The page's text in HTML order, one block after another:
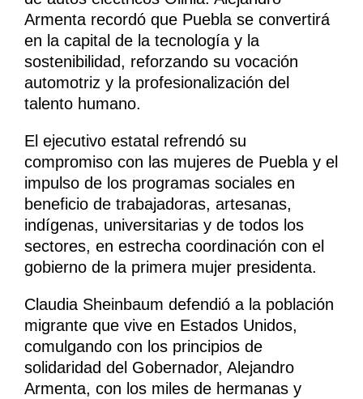
Armenta recordó que Puebla se convertirá
en la capital de la tecnología y la
sostenibilidad, reforzando su vocación
automotriz y la profesionalización del
talento humano.
El ejecutivo estatal refrendó su
compromiso con las mujeres de Puebla y el
impulso de los programas sociales en
beneficio de trabajadoras, artesanas,
indígenas, universitarias y de todos los
sectores, en estrecha coordinación con el
gobierno de la primera mujer presidenta.
Claudia Sheinbaum defendió a la población
migrante que vive en Estados Unidos,
comulgando con los principios de
solidaridad del Gobernador, Alejandro
Armenta, con los miles de hermanas y